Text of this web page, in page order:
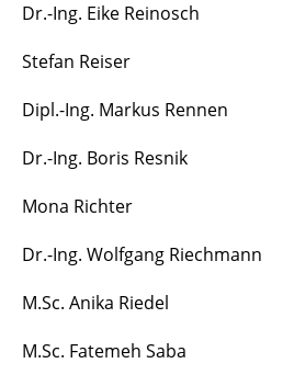
Dr.-Ing. Eike Reinosch
Stefan Reiser
Dipl.-Ing. Markus Rennen
Dr.-Ing. Boris Resnik
Mona Richter
Dr.-Ing. Wolfgang Riechmann
M.Sc. Anika Riedel
M.Sc. Fatemeh Saba